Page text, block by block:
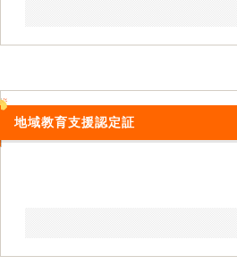
地域教育支援認定証